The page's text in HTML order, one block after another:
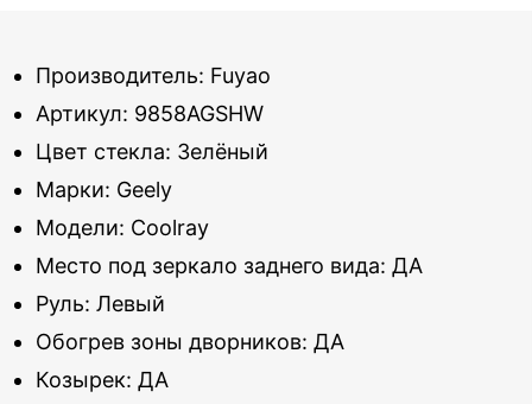
Производитель: Fuyao
Артикул: 9858AGSHW
Цвет стекла: Зелёный
Марки: Geely
Модели: Coolray
Место под зеркало заднего вида: ДА
Руль: Левый
Обогрев зоны дворников: ДА
Козырек: ДА